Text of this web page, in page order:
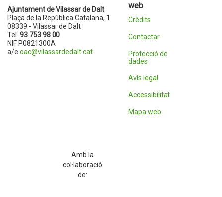
Ajuntament de Vilassar de Dalt
Plaça de la República Catalana, 1
08339 - Vilassar de Dalt
Tel. 93 753 98 00
NIF P0821300A
a/e oac@vilassardedalt.cat
web
Crèdits
Contactar
Protecció de
dades
Avís legal
Accessibilitat
Mapa web
Amb la
col·laboració
de: